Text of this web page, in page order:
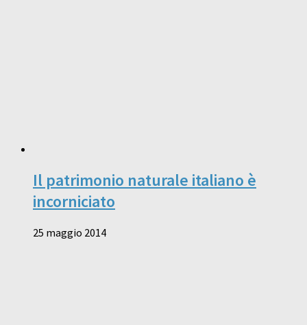
Il patrimonio naturale italiano è
incorniciato
25 maggio 2014